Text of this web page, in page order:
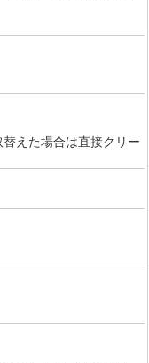
えた場合は直接クリー